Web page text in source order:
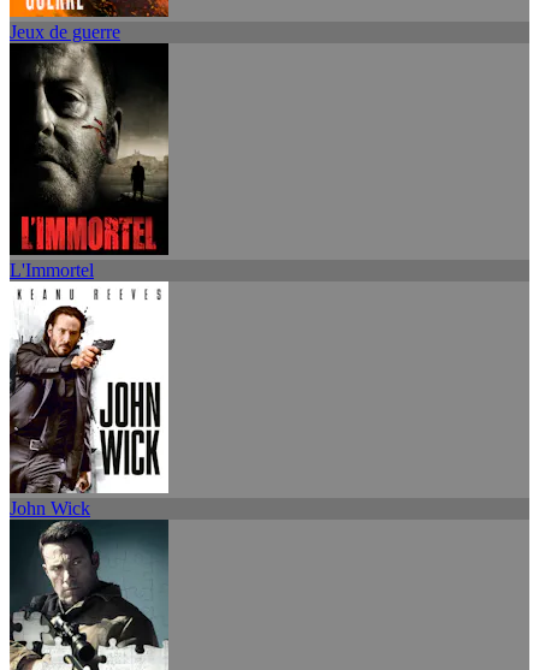
Jeux de guerre
L'Immortel
John Wick